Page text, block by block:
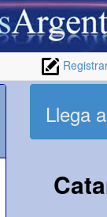
Llega